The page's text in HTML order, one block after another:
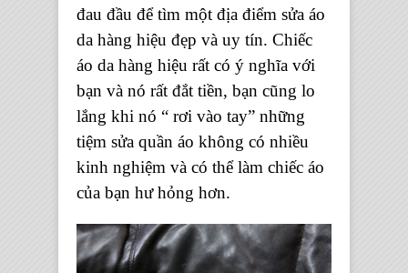
đau đầu để tìm một địa điểm sửa áo
da hàng hiệu đẹp và uy tín. Chiếc
áo da hàng hiệu rất có ý nghĩa với
bạn và nó rất đắt tiền, bạn cũng lo
lắng khi nó “ rơi vào tay” những
tiệm sửa quần áo không có nhiều
kinh nghiệm và có thể làm chiếc áo
của bạn hư hỏng hơn.